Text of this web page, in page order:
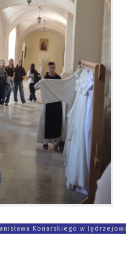
Konarskiego w